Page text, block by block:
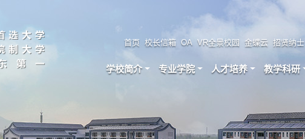
首页 校长信箱 OA VR全景校园 金蝶云 招贤纳士
学校简介 专业学院 人才培养 教学科研